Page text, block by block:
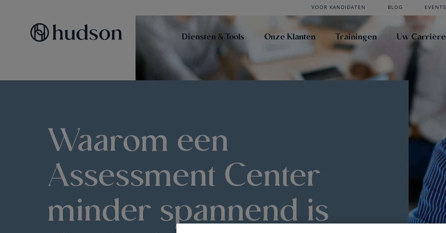
VOOR KANDIDATEN BLOG EVENTS
Diensten & Tools Onze Klanten Trainingen Uw Carrière
Waarom een
Assessment Center
minder spannend is